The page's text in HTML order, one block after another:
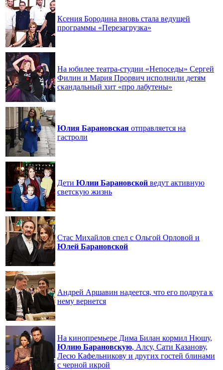
Ксения Бородина вновь стала ведущей
программы «Перезагрузка»
На юбилее театра-студии «Непоседы» Сергей
Филин и Мария Прорвич исполнили детям
скандальный хит «про лабутены»
Юлия Барановская отправляется на
гастроли
Дети Юлии Барановской ведут активную
светскую жизнь
Стас Михайлов спел с Ольгой Орловой и
Юлей Барановской
Андрей Аршавин надеется, что его подруга к
нему вернется
На кинопремьере Дима Билан кормил Нюшу,
Юлию Барановскую, Алсу, Сати Казанову,
Лесю Кафельникову и других гостей блинами
с черной икрой